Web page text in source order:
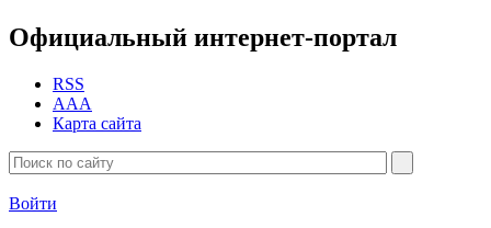
Официальный интернет-портал
RSS
AAA
Карта сайта
Войти